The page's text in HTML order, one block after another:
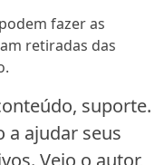
fazer as
retiradas das
suporte.
a ajudar seus
Vejo o autor,